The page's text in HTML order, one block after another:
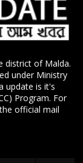
district of Malda.
under Ministry
update is it's
Program. For
official mail